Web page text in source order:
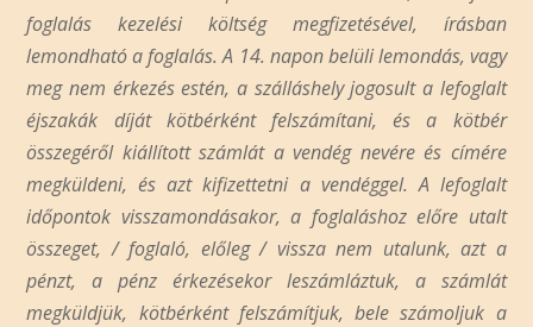
foglalás kezelési költség megfizetésével, írásban
lemondható a foglalás. A 14. napon belüli lemondás, vagy
meg nem érkezés estén, a szálláshely jogosult a lefoglalt
éjszakák díját kötbérként felszámítani, és a kötbér
összegéről kiállított számlát a vendég nevére és címére
megküldeni, és azt kifizettetni a vendéggel. A lefoglalt
időpontok visszamondásakor, a foglaláshoz előre utalt
összeget, / foglaló, előleg / vissza nem utalunk, azt a
pénzt, a pénz érkezésekor leszámláztuk, a számlát
megküldjük, kötbérként felszámítjuk, bele számoljuk a